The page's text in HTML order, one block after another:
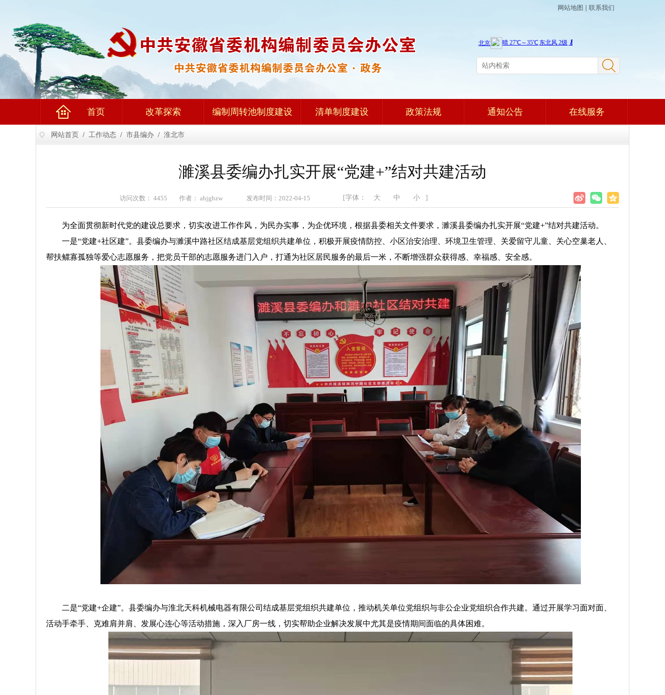
网站地图 联系我们
首页 改革探索 编制周转池制度建设 清单制度建设 政策法规 通知公告 在线服务
网站首页 / 工作动态 / 市县编办 / 淮北市
濉溪县委编办扎实开展“党建+”结对共建活动
访问次数： 4455 作者： ahjgbzw 发布时间：2022-04-15 [字体： 大 中 小 ]
为全面贯彻新时代党的建设总要求，切实改进工作作风，为民办实事，为企优环境，根据县委相关文件要求，濉溪县委编办扎实开展“党建+”结对共建活动。
一是“党建+社区建”。县委编办与濉溪中路社区结成基层党组织共建单位，积极开展疫情防控、小区治安治理、环境卫生管理、关爱留守儿童、关心空巢老人、
帮扶鳏寡孤独等爱心志愿服务，把党员干部的志愿服务进门入户，打通为社区居民服务的最后一米，不断增强群众获得感、幸福感、安全感。
二是“党建+企建”。县委编办与淮北天科机械电器有限公司结成基层党组织共建单位，推动机关单位党组织与非公企业党组织合作共建。通过开展学习面对面、
活动手牵手、克难肩并肩、发展心连心等活动措施，深入厂房一线，切实帮助企业解决发展中尤其是疫情期间面临的具体困难。